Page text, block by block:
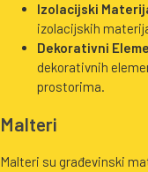
Izolacijski
izolacijskih
Dekorativni
dekorativnih
prostorima.
Malteri
Malteri su građevinski